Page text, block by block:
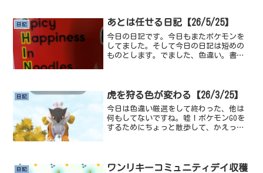
日記 あとは任せる日記【26/5/25】
今日の日記です。今日もまたポケモンを
してました。そして今日の日記は短めの
ものとします。でました、色違い。書い
出現率が５％だったので、...
日記 虎を狩る色が変わる【26/3/25】
今日は色違い厳選をして終わった、他は
何もしてないですね。嘘！ポケモンGOを
するためにちょっと散歩して、かえって
捕まる色違いが一番...
日記
ワンリキーコミュニティデイ収穫